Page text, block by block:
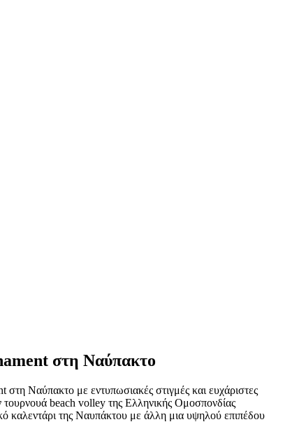
στη Ναύπακτο
Ναύπακτο με εντυπωσιακές στιγμές και ευχάριστες
beach volley της Ελληνικής Ομοσπονδίας
καλεντάρι της Ναυπάκτου με άλλη μια υψηλού επιπέδου